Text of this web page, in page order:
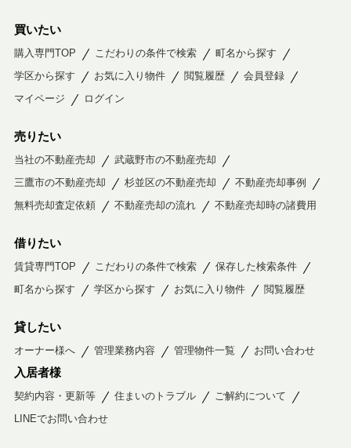
買いたい
購入専門TOP こだわりの条件で検索
町名から探す
学区から探す
お気に入り物件 閲覧履歴
会員登録
マイページ
ログイン
売りたい
当社の不動産売却
武蔵野市の不動産売却
三鷹市の不動産売却
杉並区の不動産売却
不動産売却事例
無料売却査定依頼
不動産売却の流れ 不動産売却時の諸費用
借りたい
賃貸専門TOP こだわりの条件で検索
保存した検索条件
町名から探す
学区から探す お気に入り物件 閲覧履歴
貸したい
オーナー様へ 管理業務内容 管理物件一覧 お問い合わせ
入居者様
契約内容・更新等 住まいのトラブル
ご解約について
LINEでお問い合わせ